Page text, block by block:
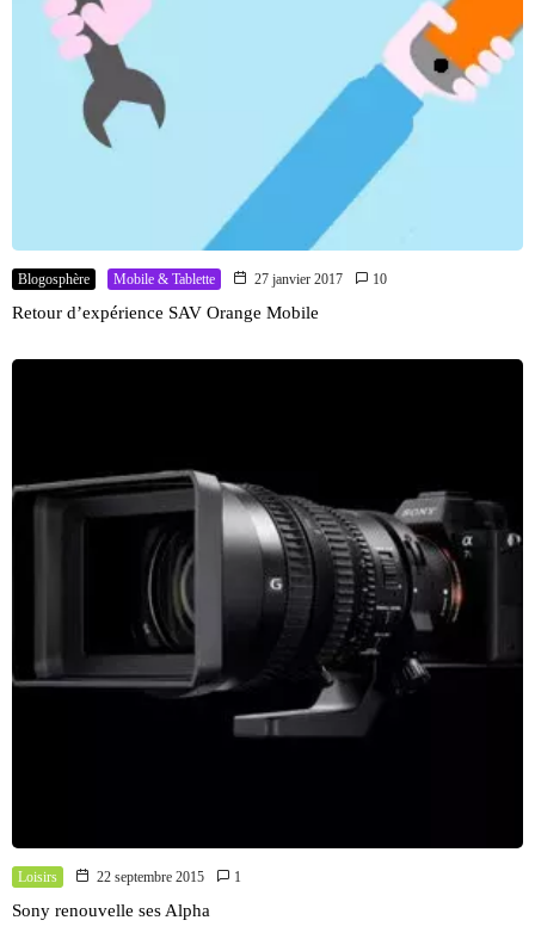
Blogosphère Mobile & Tablette 27 janvier 2017 10
Retour d’expérience SAV Orange Mobile
Loisirs 22 septembre 2015 1
Sony renouvelle ses Alpha